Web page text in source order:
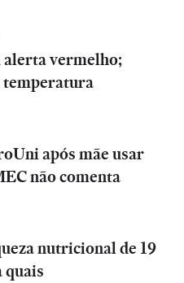
alerta vermelho;
após mãe usar
não comenta
nutricional de 19